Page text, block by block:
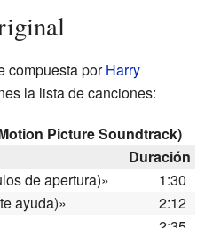
compuesta porHarry
la lista de canciones:
Picture Soundtrack)
Duración
de apertura)»
1:30
ayuda)»
2:12